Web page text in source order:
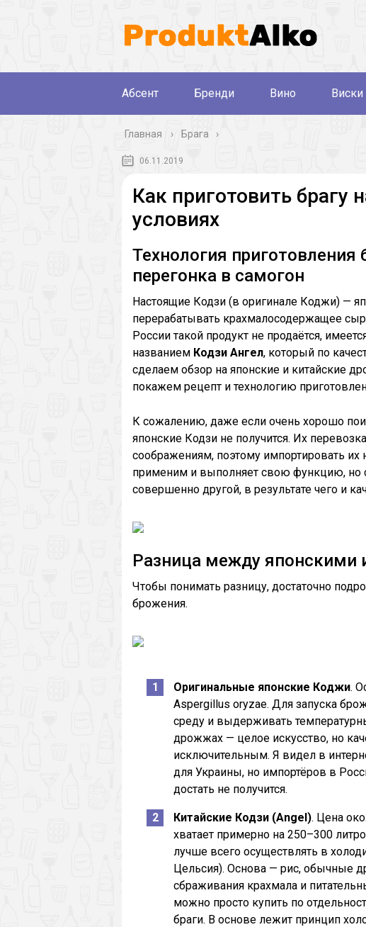
Абсент Бренди Вино Виски
Главная › Брага
06.11.2019
Как приготовить брагу
условиях
Технология
перегонка в самогон
Настоящие Кодзи (в оригинале Коджи) —
перерабатывать крахмалосодержащее
России такой продукт не продаётся,
названием Кодзи Ангел, который по
сделаем обзор на японские и китайские
покажем рецепт и технологию
К сожалению, даже если очень хорошо
японские Кодзи не получится. Их
соображениям, поэтому импортировать их
применим и выполняет свою функцию, но
совершенно другой, в результате чего и
Разница между японскими
Чтобы понимать разницу, достаточно
брожения.
Оригинальные японские Коджи.
Aspergillus oryzae. Для запуска
среду и выдерживать
дрожжах — целое искусство, но
исключительным. Я видел в
для Украины, но импортёров в
достать не получится.
Китайские Кодзи (Angel). Цена
хватает примерно на 250–300
лучше всего осуществлять в
Цельсия). Основа — рис, обычные
сбраживания крахмала и
можно просто купить по
браги. В основе лежит принцип